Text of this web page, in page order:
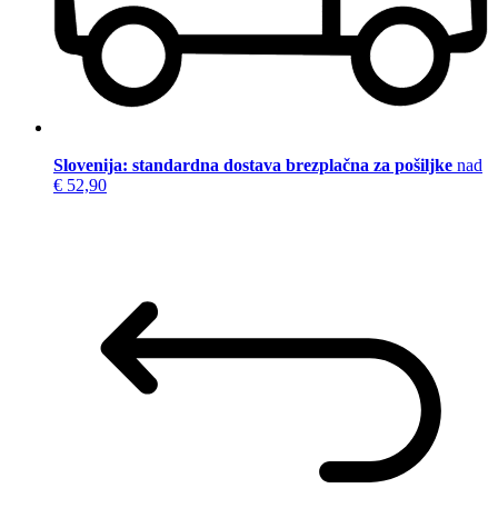
Slovenija: standardna dostava brezplačna za pošiljke nad
€ 52,90